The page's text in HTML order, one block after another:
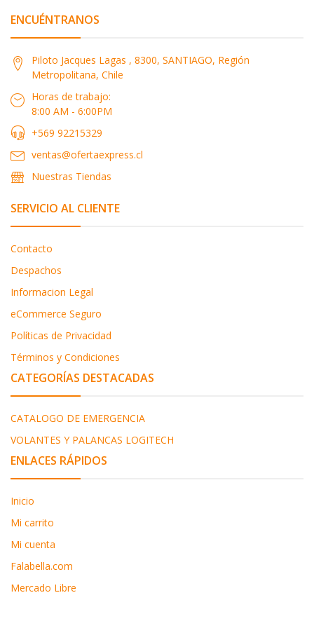
ENCUÉNTRANOS
Piloto Jacques Lagas , 8300, SANTIAGO, Región
Metropolitana, Chile
Horas de trabajo:
8:00 AM - 6:00PM
+569 92215329
ventas@ofertaexpress.cl
Nuestras Tiendas
SERVICIO AL CLIENTE
Contacto
Despachos
Informacion Legal
eCommerce Seguro
Políticas de Privacidad
Términos y Condiciones
CATEGORÍAS DESTACADAS
CATALOGO DE EMERGENCIA
VOLANTES Y PALANCAS LOGITECH
ENLACES RÁPIDOS
Inicio
Mi carrito
Mi cuenta
Falabella.com
Mercado Libre